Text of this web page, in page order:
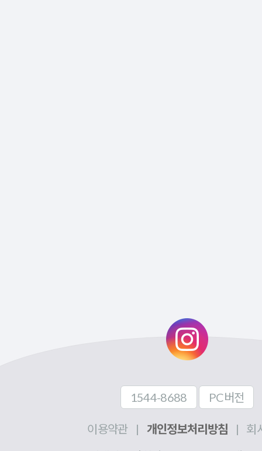
1544-8688 PC버전
이용약관 | 개인정보처리방침 |
회